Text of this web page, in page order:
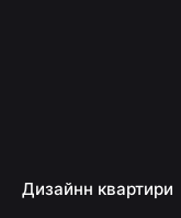
Дизайнн квартири